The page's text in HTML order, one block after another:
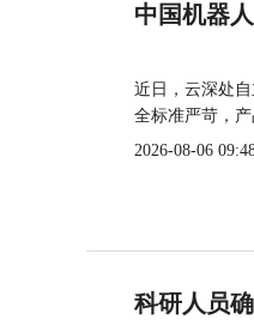
中国机器
近日，云深处
全标准严苛，
2026-08-06
科研人员